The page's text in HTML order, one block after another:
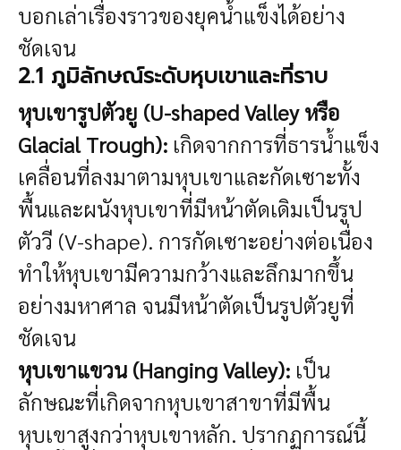
บอกเล่าเรื่องราวของยุคน้ำแข็งได้อย่าง
ชัดเจน
2.1 ภูมิลักษณ์ระดับหุบเขาและที่ราบ
หุบเขารูปตัวยู (U-shaped Valley หรือ
Glacial Trough): เกิดจากการที่ธารน้ำแข็ง
เคลื่อนที่ลงมาตามหุบเขาและกัดเซาะทั้ง
พื้นและผนังหุบเขาที่มีหน้าตัดเดิมเป็นรูป
ตัววี (V-shape). การกัดเซาะอย่างต่อเนื่อง
ทำให้หุบเขามีความกว้างและลึกมากขึ้น
อย่างมหาศาล จนมีหน้าตัดเป็นรูปตัวยูที่
ชัดเจน
หุบเขาแขวน (Hanging Valley): เป็น
ลักษณะที่เกิดจากหุบเขาสาขาที่มีพื้น
หุบเขาสูงกว่าหุบเขาหลัก. ปรากฏการณ์นี้